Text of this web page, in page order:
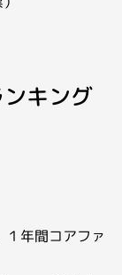
キング
年間コアファ